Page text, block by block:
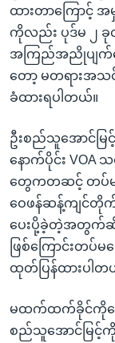
ထားတာကြောင့်
ကိုလည်း ပုဒ်မ ၂ ခု
အကြည်အညိုပျက်စ
တော့ မတရားအသ
ခံထားရပါတယ်။
ဦးစည်သူအောင်မ
နောက်ပိုင်း VOA သ
တွေကတဆင့် တပ်မတ
ဝေဖန်ဆန့်ကျင်တိုက်
ပေးပို့ခဲ့တဲ့အတွက်ဆို
ဖြစ်ကြောင်းတပ်
ထုတ်ပြန်ထားပါတ
မထက်ထက်ခိုင်ကိုတေ
စည်သူအောင်မြင့်